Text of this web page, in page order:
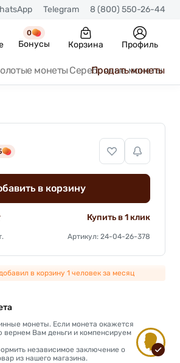
Telegram 8 (800) 550-26-44
0
Бонусы Корзина Профиль
монеты Серебряные монеты
Продать монеты
в корзину
Купить в 1 клик
Артикул: 24-04-26-378
в корзину 1 человек за месяц
монеты. Если монета окажется
вернем Вам деньги и компенсируем
независимое заключение о
из нашего магазина.